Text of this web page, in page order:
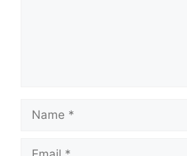
Name
Email